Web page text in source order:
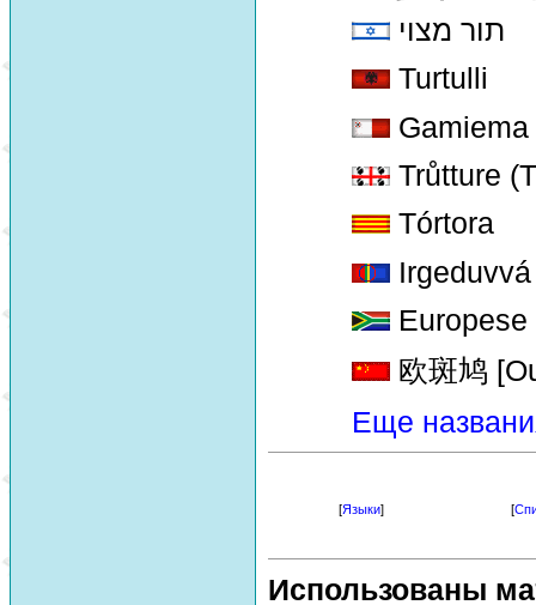
תור מצוי
Turtulli
Gamiema
Trůtture
Tórtora
Irgeduvvá
Europese
欧斑鸠
Еще
[Языки] [
Использованы